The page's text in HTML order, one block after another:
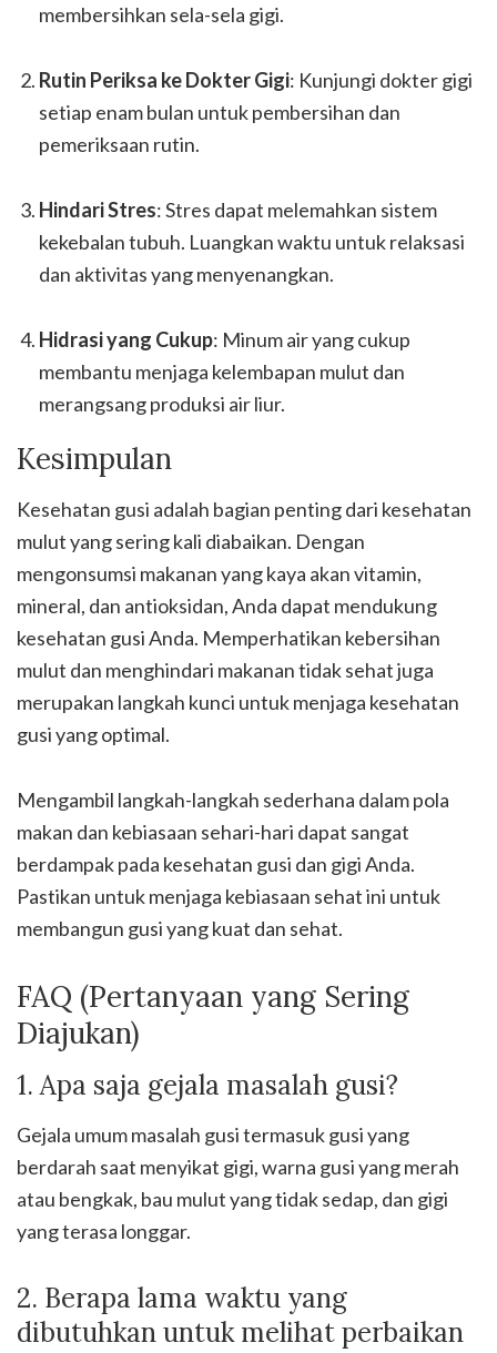
membersihkan sela-sela gigi.
Rutin Periksa ke Dokter Gigi: Kunjungi dokter gigi
setiap enam bulan untuk pembersihan dan
pemeriksaan rutin.
Hindari Stres: Stres dapat melemahkan sistem
kekebalan tubuh. Luangkan waktu untuk relaksasi
dan aktivitas yang menyenangkan.
Hidrasi yang Cukup: Minum air yang cukup
membantu menjaga kelembapan mulut dan
merangsang produksi air liur.
Kesimpulan
Kesehatan gusi adalah bagian penting dari kesehatan
mulut yang sering kali diabaikan. Dengan
mengonsumsi makanan yang kaya akan vitamin,
mineral, dan antioksidan, Anda dapat mendukung
kesehatan gusi Anda. Memperhatikan kebersihan
mulut dan menghindari makanan tidak sehat juga
merupakan langkah kunci untuk menjaga kesehatan
gusi yang optimal.
Mengambil langkah-langkah sederhana dalam pola
makan dan kebiasaan sehari-hari dapat sangat
berdampak pada kesehatan gusi dan gigi Anda.
Pastikan untuk menjaga kebiasaan sehat ini untuk
membangun gusi yang kuat dan sehat.
FAQ (Pertanyaan yang Sering
Diajukan)
1. Apa saja gejala masalah gusi?
Gejala umum masalah gusi termasuk gusi yang
berdarah saat menyikat gigi, warna gusi yang merah
atau bengkak, bau mulut yang tidak sedap, dan gigi
yang terasa longgar.
2. Berapa lama waktu yang
dibutuhkan untuk melihat perbaikan